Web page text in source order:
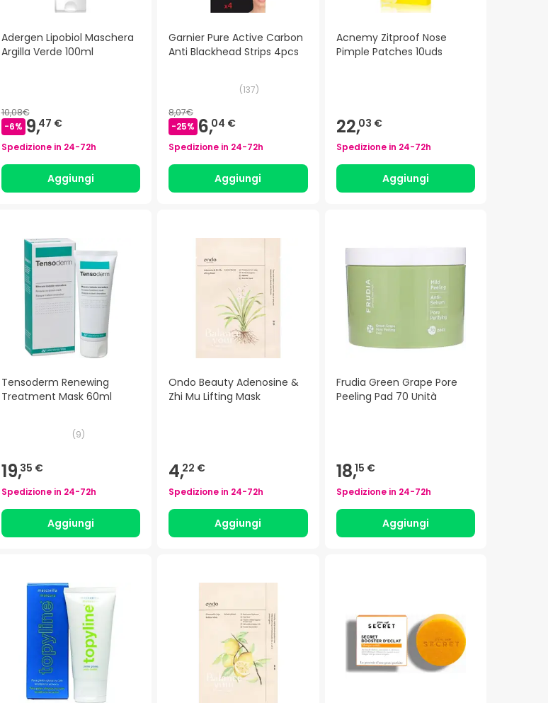
Adergen Lipobiol Maschera
Argilla Verde 100ml
10,08€
-6% 9,47 €
Spedizione in 24-72h
Aggiungi
Garnier Pure Active Carbon
Anti Blackhead Strips 4pcs
(137)
8,07€
-25% 6,04 €
Spedizione in 24-72h
Aggiungi
Acnemy Zitproof Nose
Pimple Patches 10uds
22,03 €
Spedizione in 24-72h
Aggiungi
Tensoderm Renewing
Treatment Mask 60ml
(9)
19,35 €
Spedizione in 24-72h
Aggiungi
Ondo Beauty Adenosine &
Zhi Mu Lifting Mask
4,22 €
Spedizione in 24-72h
Aggiungi
Frudia Green Grape Pore
Peeling Pad 70 Unità
18,15 €
Spedizione in 24-72h
Aggiungi